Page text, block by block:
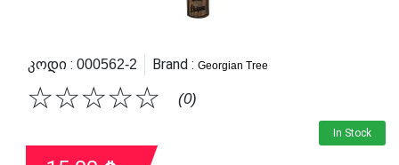
Კოდი : 000562-2 Brand : Georgian Tree
☆
☆
☆
☆
☆ (0)
In Stock